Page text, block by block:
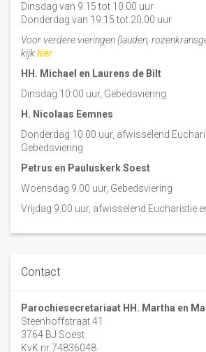
Dinsdag van 9.15 tot 10.00 uur
Donderdag van 19.15 tot 20.00 uur
Voor verdere vieringen (lauden,
kijkhier
HH. Michael en Laurens de Bilt
Dinsdag 10:00 uur, Gebedsviering
H. Nicolaas Eemnes
Donderdag 10.00 uur, afwisselend
Gebedsviering
Petrus en Pauluskerk Soest
Woensdag 9.00 uur, Gebedsviering
Vrijdag 9.00 uur, afwisselend Eucharistie
Contact
Parochiesecretariaat HH. Martha en
Steenhoffstraat 41
3764 BJ Soest
KvK nr 74836048